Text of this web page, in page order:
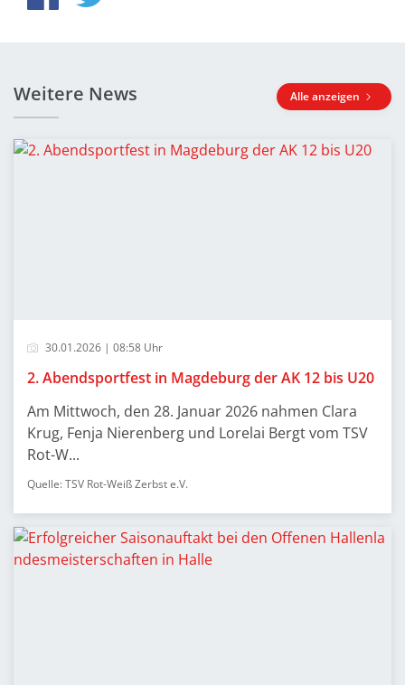
Weitere News Alle anzeigen
30.01.2026 | 08:58 Uhr
2. Abendsportfest in Magdeburg der AK 12 bis U20
Am Mittwoch, den 28. Januar 2026 nahmen Clara
Krug, Fenja Nierenberg und Lorelai Bergt vom TSV
Rot-W...
Quelle: TSV Rot-Weiß Zerbst e.V.